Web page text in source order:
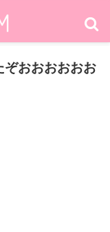
ぞおおおおおお